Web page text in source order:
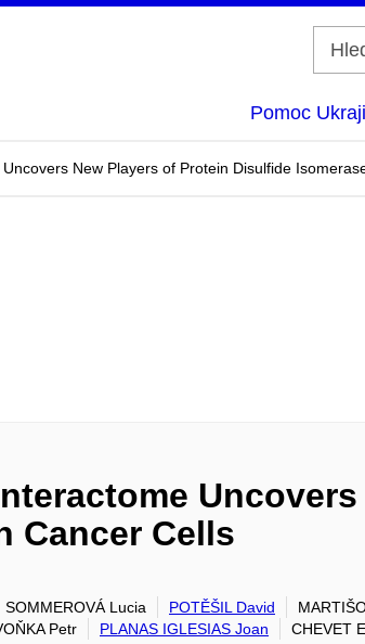
Pomoc
New Players of Protein Disulfide
Cancer Cells
SOMMEROVÁ Lucia POTĚŠIL David
Petr PLANAS IGLESIAS Joan CHEVET